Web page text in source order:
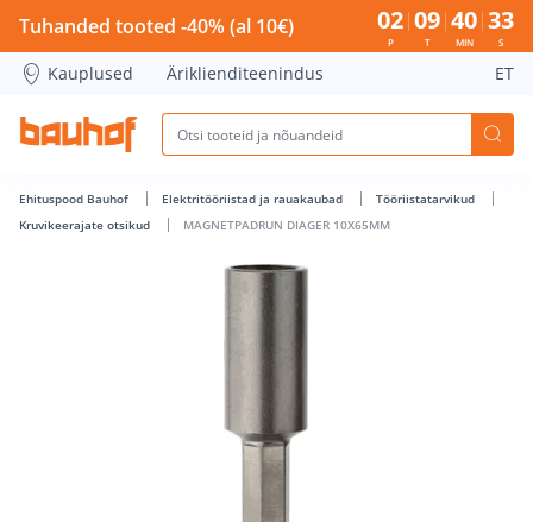
MAGNETPADRUN DIAGER 10X65MM - Bauhof has loaded
Tuhanded tooted -40% (al 10€) 02
P
09
T
40
MIN
32
S
Kauplused Äriklienditeenindus ET
Ehituspood Bauhof Elektritööriistad ja rauakaubad
Tööriistatarvikud
Kruvikeerajate otsikud
MAGNETPADRUN DIAGER 10X65MM